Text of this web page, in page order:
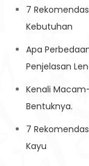
7
Kebutuhan
Apa
Penjelasan
Kenali
Bentuknya.
7
Kayu